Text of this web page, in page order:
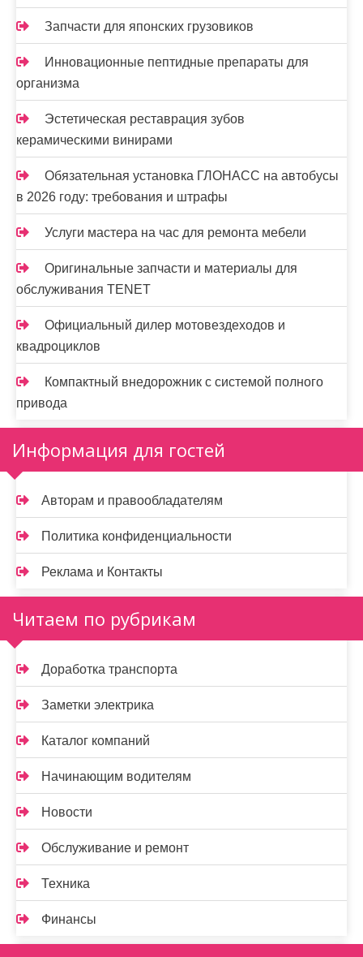
Запчасти для японских грузовиков
Инновационные пептидные препараты для
организма
Эстетическая реставрация зубов
керамическими винирами
Обязательная установка ГЛОНАСС на автобусы
в 2026 году: требования и штрафы
Услуги мастера на час для ремонта мебели
Оригинальные запчасти и материалы для
обслуживания TENET
Официальный дилер мотовездеходов и
квадроциклов
Компактный внедорожник с системой полного
привода
Информация для гостей
Авторам и правообладателям
Политика конфиденциальности
Реклама и Контакты
Читаем по рубрикам
Доработка транспорта
Заметки электрика
Каталог компаний
Начинающим водителям
Новости
Обслуживание и ремонт
Техника
Финансы